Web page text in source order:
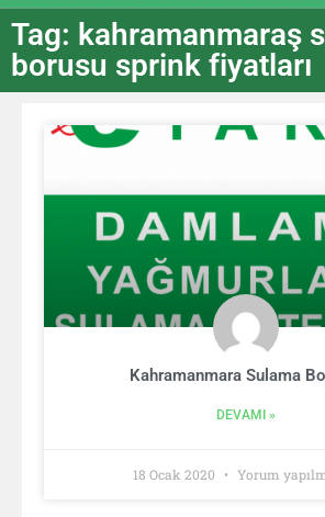
Tag: kahramanmaraş
borusu sprink fiyatları
Kahramanmara Sulama
DEVAMI »
18 Ocak 2020 Yorum